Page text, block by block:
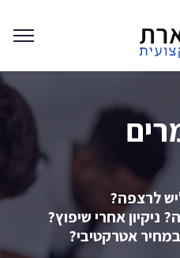
לרצפה?
ניקיון אחרי שיפוץ?
במחיר אטרקטיבי?